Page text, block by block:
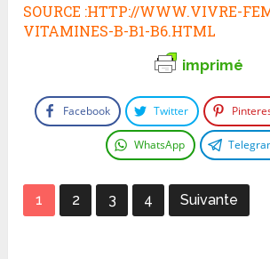
SOURCE :HTTP://WWW.VIVRE-
VITAMINES-B-B1-B6.HTML
imprimé
Facebook Twitter
WhatsApp
1 2 3 4 Suivante